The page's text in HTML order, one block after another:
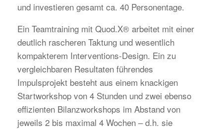
und investieren gesamt ca. 40 Personentage.
Ein Teamtraining mit Quod.X® arbeitet mit einer
deutlich rascheren Taktung und wesentlich
kompakterem Interventions-Design. Ein zu
vergleichbaren Resultaten führendes
Impulsprojekt besteht aus einem knackigen
Startworkshop von 4 Stunden und zwei ebenso
effizienten Bilanzworkshops im Abstand von
jeweils 2 bis maximal 4 Wochen – d.h. sie